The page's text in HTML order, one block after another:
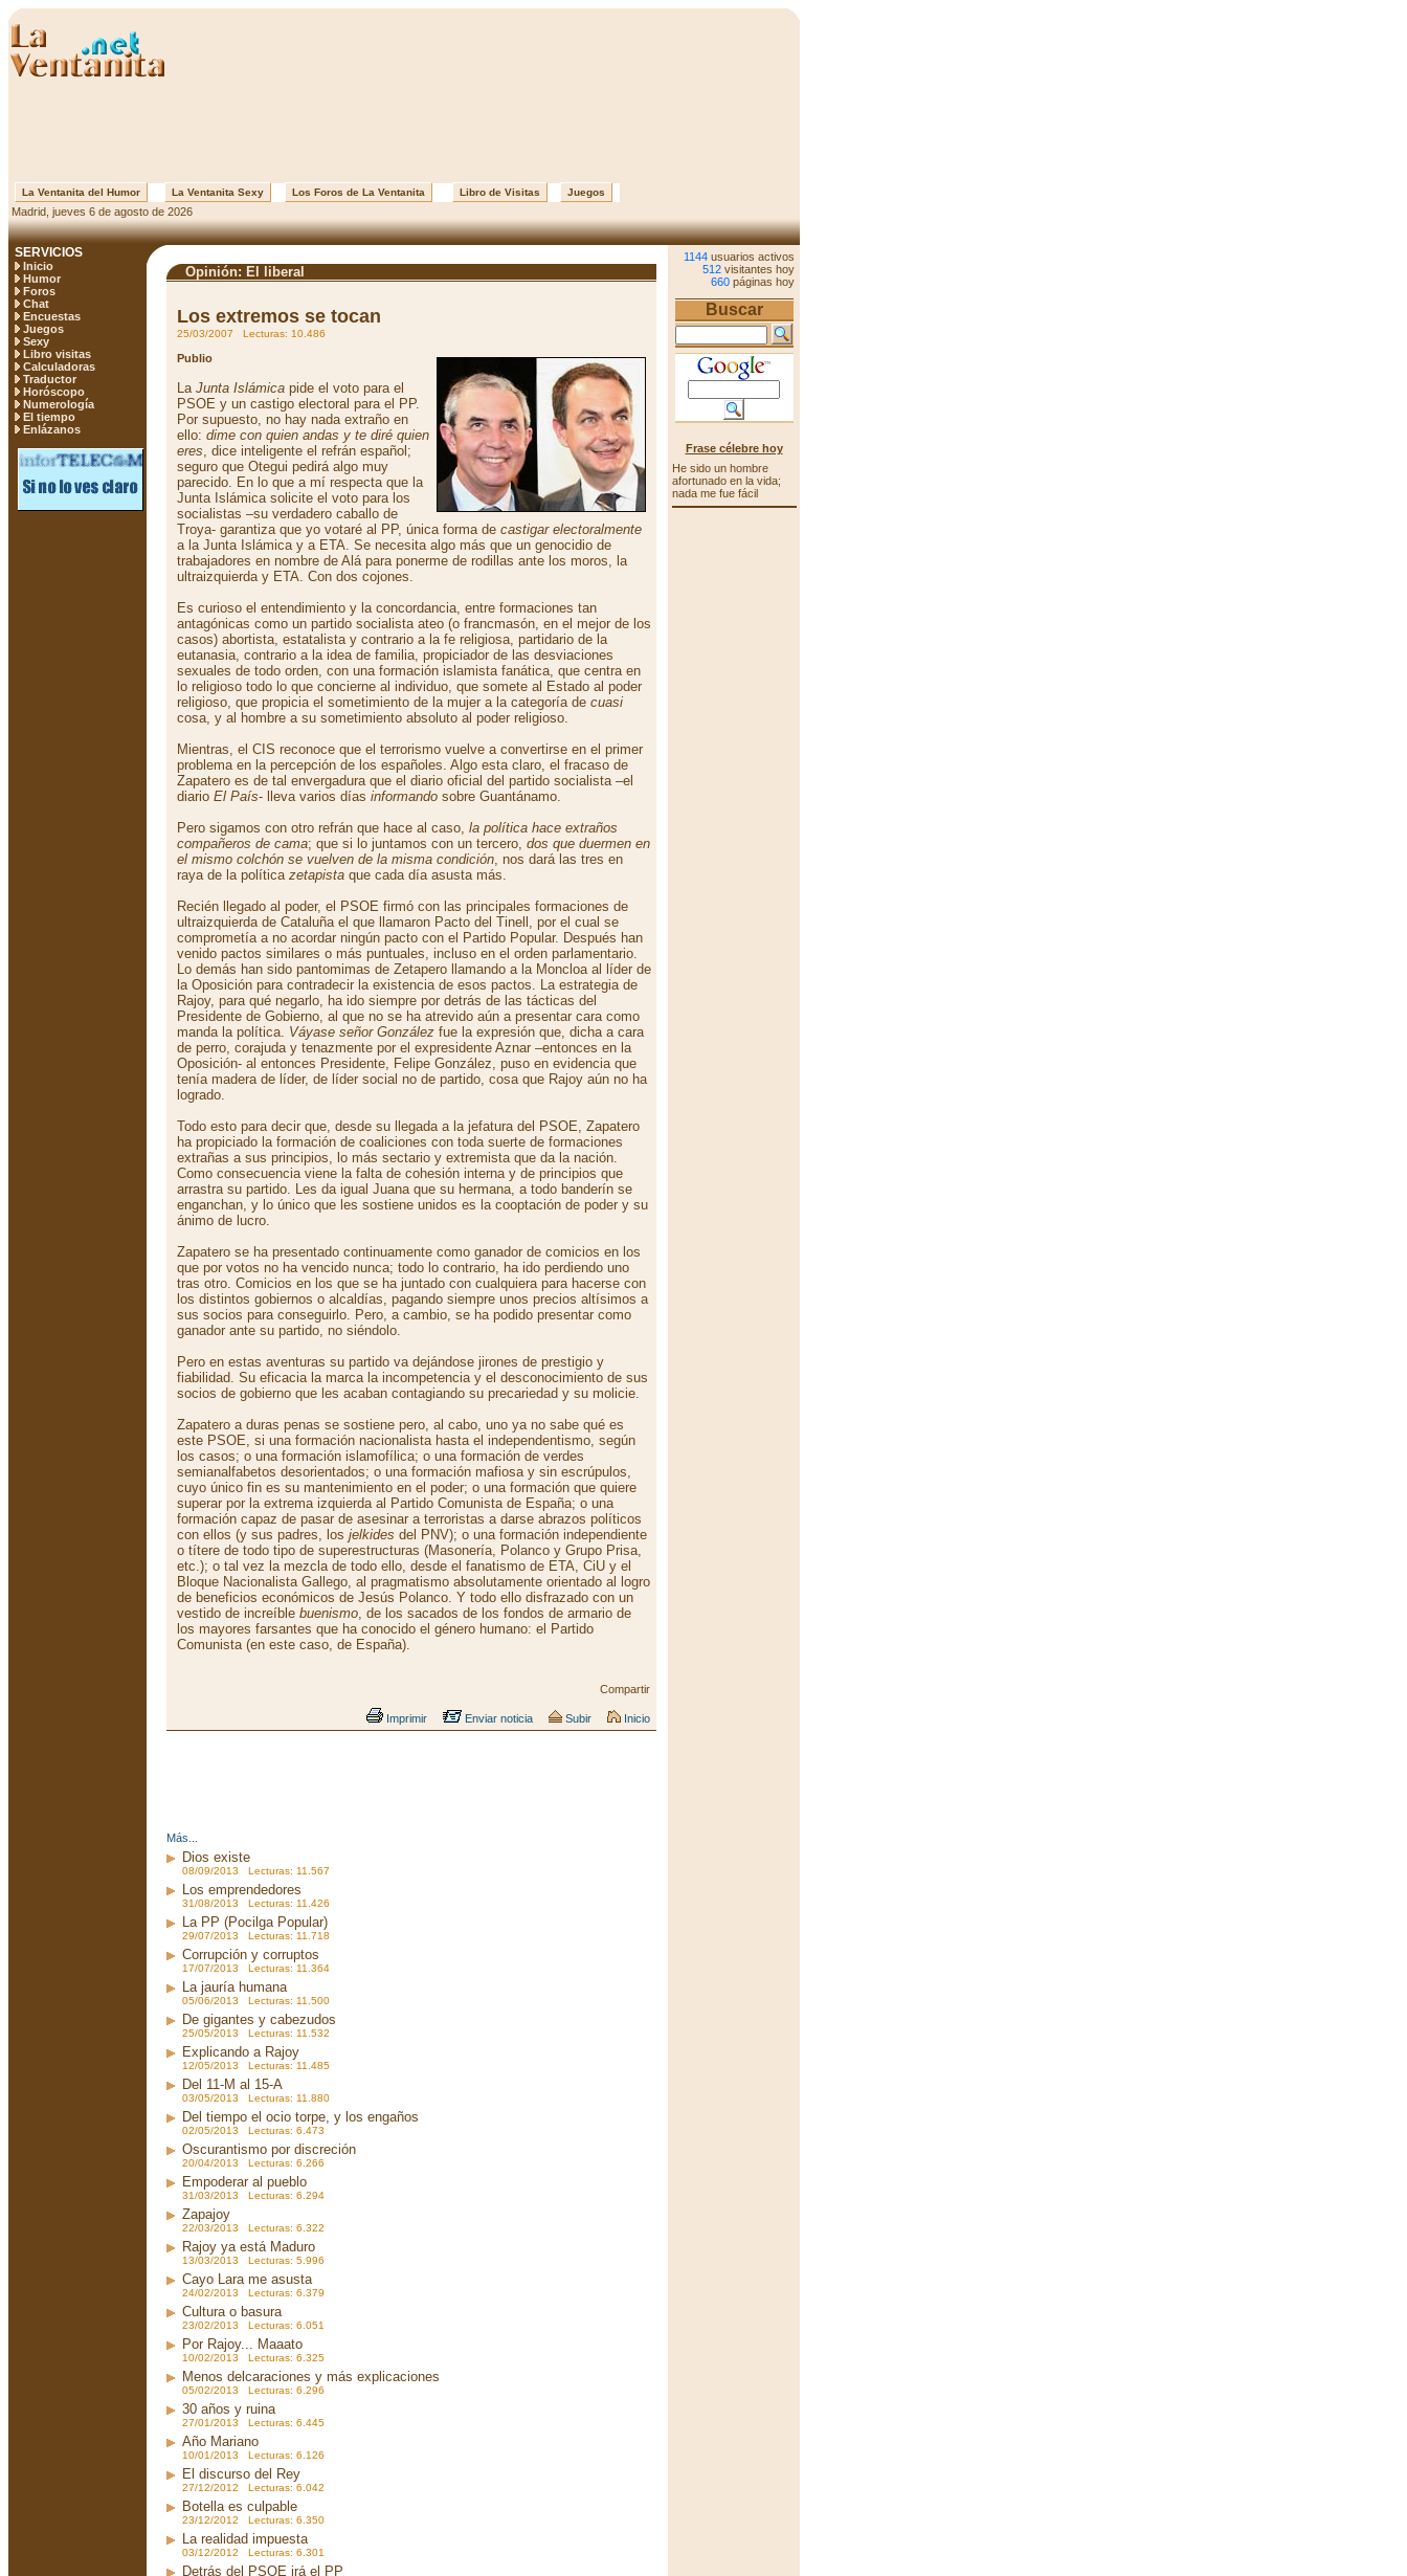
La Ventanita del Humor La Ventanita Sexy Los Foros de La Ventanita Libro de Visitas Juegos
Madrid, jueves 6 de agosto de 2026
SERVICIOS
Inicio
Humor
Foros
Chat
Encuestas
Juegos
Sexy
Libro visitas
Calculadoras
Traductor
Horóscopo
Numerología
El tiempo
Enlázanos
Opinión: El liberal
Los extremos se tocan
25/03/2007 Lecturas: 10.486
Publio
La Junta Islámica pide el voto para el
PSOE y un castigo electoral para el PP.
Por supuesto, no hay nada extraño en
ello: dime con quien andas y te diré quien
eres, dice inteligente el refrán español;
seguro que Otegui pedirá algo muy
parecido. En lo que a mí respecta que la
Junta Islámica solicite el voto para los
socialistas –su verdadero caballo de
Troya- garantiza que yo votaré al PP, única forma de castigar electoralmente
a la Junta Islámica y a ETA. Se necesita algo más que un genocidio de
trabajadores en nombre de Alá para ponerme de rodillas ante los moros, la
ultraizquierda y ETA. Con dos cojones.
Es curioso el entendimiento y la concordancia, entre formaciones tan
antagónicas como un partido socialista ateo (o francmasón, en el mejor de los
casos) abortista, estatalista y contrario a la fe religiosa, partidario de la
eutanasia, contrario a la idea de familia, propiciador de las desviaciones
sexuales de todo orden, con una formación islamista fanática, que centra en
lo religioso todo lo que concierne al individuo, que somete al Estado al poder
religioso, que propicia el sometimiento de la mujer a la categoría de cuasi
cosa, y al hombre a su sometimiento absoluto al poder religioso.
Mientras, el CIS reconoce que el terrorismo vuelve a convertirse en el primer
problema en la percepción de los españoles. Algo esta claro, el fracaso de
Zapatero es de tal envergadura que el diario oficial del partido socialista –el
diario El País- lleva varios días informando sobre Guantánamo.
Pero sigamos con otro refrán que hace al caso, la política hace extraños
compañeros de cama; que si lo juntamos con un tercero, dos que duermen en
el mismo colchón se vuelven de la misma condición, nos dará las tres en
raya de la política zetapista que cada día asusta más.
Recién llegado al poder, el PSOE firmó con las principales formaciones de
ultraizquierda de Cataluña el que llamaron Pacto del Tinell, por el cual se
comprometía a no acordar ningún pacto con el Partido Popular. Después han
venido pactos similares o más puntuales, incluso en el orden parlamentario.
Lo demás han sido pantomimas de Zetapero llamando a la Moncloa al líder de
la Oposición para contradecir la existencia de esos pactos. La estrategia de
Rajoy, para qué negarlo, ha ido siempre por detrás de las tácticas del
Presidente de Gobierno, al que no se ha atrevido aún a presentar cara como
manda la política. Váyase señor González fue la expresión que, dicha a cara
de perro, corajuda y tenazmente por el expresidente Aznar –entonces en la
Oposición- al entonces Presidente, Felipe González, puso en evidencia que
tenía madera de líder, de líder social no de partido, cosa que Rajoy aún no ha
logrado.
Todo esto para decir que, desde su llegada a la jefatura del PSOE, Zapatero
ha propiciado la formación de coaliciones con toda suerte de formaciones
extrañas a sus principios, lo más sectario y extremista que da la nación.
Como consecuencia viene la falta de cohesión interna y de principios que
arrastra su partido. Les da igual Juana que su hermana, a todo banderín se
enganchan, y lo único que les sostiene unidos es la cooptación de poder y su
ánimo de lucro.
Zapatero se ha presentado continuamente como ganador de comicios en los
que por votos no ha vencido nunca; todo lo contrario, ha ido perdiendo uno
tras otro. Comicios en los que se ha juntado con cualquiera para hacerse con
los distintos gobiernos o alcaldías, pagando siempre unos precios altísimos a
sus socios para conseguirlo. Pero, a cambio, se ha podido presentar como
ganador ante su partido, no siéndolo.
Pero en estas aventuras su partido va dejándose jirones de prestigio y
fiabilidad. Su eficacia la marca la incompetencia y el desconocimiento de sus
socios de gobierno que les acaban contagiando su precariedad y su molicie.
Zapatero a duras penas se sostiene pero, al cabo, uno ya no sabe qué es
este PSOE, si una formación nacionalista hasta el independentismo, según
los casos; o una formación islamofílica; o una formación de verdes
semianalfabetos desorientados; o una formación mafiosa y sin escrúpulos,
cuyo único fin es su mantenimiento en el poder; o una formación que quiere
superar por la extrema izquierda al Partido Comunista de España; o una
formación capaz de pasar de asesinar a terroristas a darse abrazos políticos
con ellos (y sus padres, los jelkides del PNV); o una formación independiente
o títere de todo tipo de superestructuras (Masonería, Polanco y Grupo Prisa,
etc.); o tal vez la mezcla de todo ello, desde el fanatismo de ETA, CiU y el
Bloque Nacionalista Gallego, al pragmatismo absolutamente orientado al logro
de beneficios económicos de Jesús Polanco. Y todo ello disfrazado con un
vestido de increíble buenismo, de los sacados de los fondos de armario de
los mayores farsantes que ha conocido el género humano: el Partido
Comunista (en este caso, de España).
Compartir
Imprimir Enviar noticia Subir Inicio
Más...
Dios existe
08/09/2013 Lecturas: 11.567
Los emprendedores
31/08/2013 Lecturas: 11.426
La PP (Pocilga Popular)
29/07/2013 Lecturas: 11.718
Corrupción y corruptos
17/07/2013 Lecturas: 11.364
La jauría humana
05/06/2013 Lecturas: 11.500
De gigantes y cabezudos
25/05/2013 Lecturas: 11.532
Explicando a Rajoy
12/05/2013 Lecturas: 11.485
Del 11-M al 15-A
03/05/2013 Lecturas: 11.880
Del tiempo el ocio torpe, y los engaños
02/05/2013 Lecturas: 6.473
Oscurantismo por discreción
20/04/2013 Lecturas: 6.266
Empoderar al pueblo
31/03/2013 Lecturas: 6.294
Zapajoy
22/03/2013 Lecturas: 6.322
Rajoy ya está Maduro
13/03/2013 Lecturas: 5.996
Cayo Lara me asusta
24/02/2013 Lecturas: 6.379
Cultura o basura
23/02/2013 Lecturas: 6.051
Por Rajoy... Maaato
10/02/2013 Lecturas: 6.325
Menos delcaraciones y más explicaciones
05/02/2013 Lecturas: 6.296
30 años y ruina
27/01/2013 Lecturas: 6.445
Año Mariano
10/01/2013 Lecturas: 6.126
El discurso del Rey
27/12/2012 Lecturas: 6.042
Botella es culpable
23/12/2012 Lecturas: 6.350
La realidad impuesta
03/12/2012 Lecturas: 6.301
Detrás del PSOE irá el PP
1144 usuarios activos
512 visitantes hoy
660 páginas hoy
Buscar
Frase célebre hoy
He sido un hombre
afortunado en la vida;
nada me fue fácil